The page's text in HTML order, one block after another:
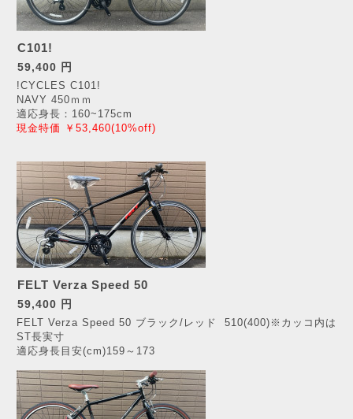
C101!
59,400 円
!CYCLES C101!
NAVY 450ｍｍ
適応身長：160~175cm
現金特価 ￥53,460(10%off)
FELT Verza Speed 50
59,400 円
FELT Verza Speed 50 ブラック/レッド 510(400)※カッコ内は
ST長実寸
適応身長目安(cm)159～173